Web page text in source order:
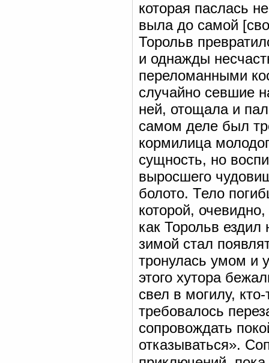
которая паслась
выла до самой
Торольв
и однажды
переломанными
случайно севшие
ней, отощала и
самом деле был
кормилица
сущность, но
выросшего
болото. Тело
которой,
как Торольв
зимой стал
тронулась умом и
этого хутора
свел в могилу,
требовалось
сопровождать
отказываться».